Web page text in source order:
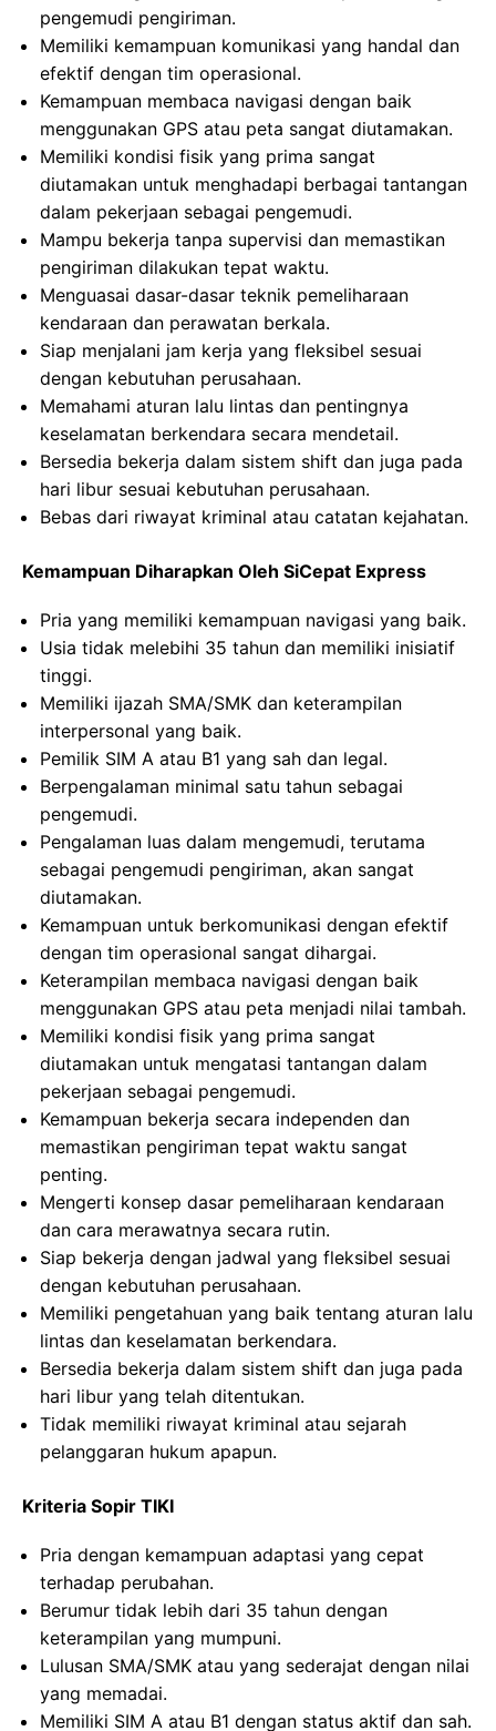
pengemudi pengiriman.
Memiliki kemampuan komunikasi yang handal dan
efektif dengan tim operasional.
Kemampuan membaca navigasi dengan baik
menggunakan GPS atau peta sangat diutamakan.
Memiliki kondisi fisik yang prima sangat
diutamakan untuk menghadapi berbagai tantangan
dalam pekerjaan sebagai pengemudi.
Mampu bekerja tanpa supervisi dan memastikan
pengiriman dilakukan tepat waktu.
Menguasai dasar-dasar teknik pemeliharaan
kendaraan dan perawatan berkala.
Siap menjalani jam kerja yang fleksibel sesuai
dengan kebutuhan perusahaan.
Memahami aturan lalu lintas dan pentingnya
keselamatan berkendara secara mendetail.
Bersedia bekerja dalam sistem shift dan juga pada
hari libur sesuai kebutuhan perusahaan.
Bebas dari riwayat kriminal atau catatan kejahatan.
Kemampuan Diharapkan Oleh SiCepat Express
Pria yang memiliki kemampuan navigasi yang baik.
Usia tidak melebihi 35 tahun dan memiliki inisiatif
tinggi.
Memiliki ijazah SMA/SMK dan keterampilan
interpersonal yang baik.
Pemilik SIM A atau B1 yang sah dan legal.
Berpengalaman minimal satu tahun sebagai
pengemudi.
Pengalaman luas dalam mengemudi, terutama
sebagai pengemudi pengiriman, akan sangat
diutamakan.
Kemampuan untuk berkomunikasi dengan efektif
dengan tim operasional sangat dihargai.
Keterampilan membaca navigasi dengan baik
menggunakan GPS atau peta menjadi nilai tambah.
Memiliki kondisi fisik yang prima sangat
diutamakan untuk mengatasi tantangan dalam
pekerjaan sebagai pengemudi.
Kemampuan bekerja secara independen dan
memastikan pengiriman tepat waktu sangat
penting.
Mengerti konsep dasar pemeliharaan kendaraan
dan cara merawatnya secara rutin.
Siap bekerja dengan jadwal yang fleksibel sesuai
dengan kebutuhan perusahaan.
Memiliki pengetahuan yang baik tentang aturan lalu
lintas dan keselamatan berkendara.
Bersedia bekerja dalam sistem shift dan juga pada
hari libur yang telah ditentukan.
Tidak memiliki riwayat kriminal atau sejarah
pelanggaran hukum apapun.
Kriteria Sopir TIKI
Pria dengan kemampuan adaptasi yang cepat
terhadap perubahan.
Berumur tidak lebih dari 35 tahun dengan
keterampilan yang mumpuni.
Lulusan SMA/SMK atau yang sederajat dengan nilai
yang memadai.
Memiliki SIM A atau B1 dengan status aktif dan sah.